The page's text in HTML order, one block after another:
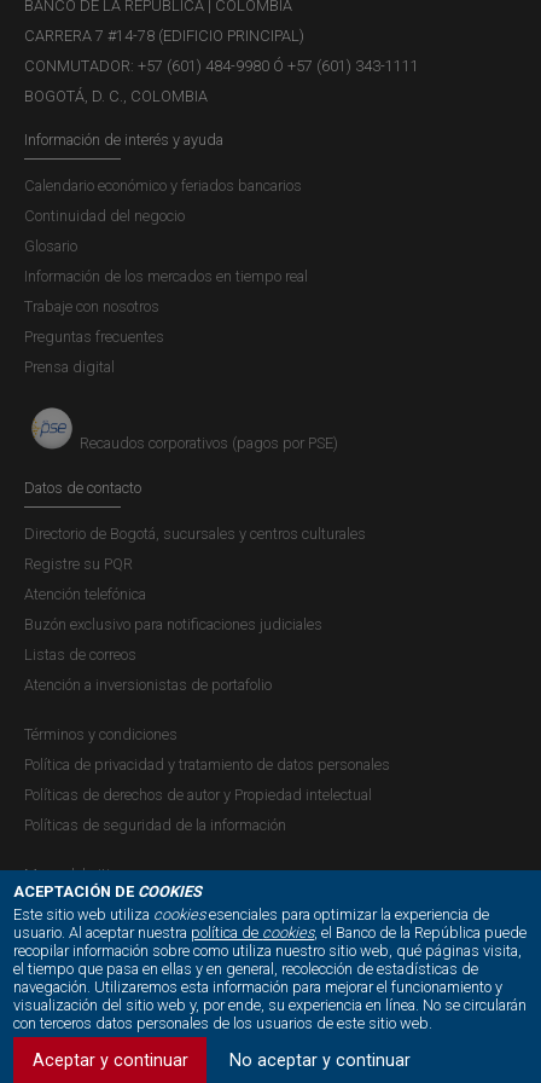
Presentación realizada en la Biblioteca Luis Ángel Arango,
en la Conferencia - El Banco de la República frente al
cambio climático, el 29 de noviembre de 2023.
Informe de la Junta Directiva al
Congreso de la República - Julio de
2023
Publicación |JUEVES, 3 DE AGOSTO DE 2023
Entorno macroeconómico internacional
Presentación "Retos de la Política
Monetaria: Perspectivas Macro y
Regional"
Publicación |VIERNES, 4 DE AGOSTO DE 2023
Presentación realizada en la Fundación Atarraya el 30 de
mayo de 2023.
Informe de la Junta Directiva al
Congreso de la República - Marzo de
2023
Publicación |VIERNES, 31 DE MARZO DE 2023
Introducción
fundación. Este es un aniversario de gran significado, el
cual ofrece la oportunidad de resaltar el aporte que el
Banco ha hecho al desarrollo del país. Su trayectoria como
garante de la estabilidad monetaria lo ha consolidado...
ACEPTACIÓN DE COOKIES
Este sitio web utiliza cookiesesenciales para optimizar la experiencia de
usuario. Al aceptar nuestra política de cookies, el Banco de la República puede
recopilar información sobre como utiliza nuestro sitio web, qué páginas visita,
el tiempo que pasa en ellas y en general, recolección de estadísticas de
navegación. Utilizaremos esta información para mejorar el funcionamiento y
visualización del sitio web y, por ende, su experiencia en línea. No se circularán
con terceros datos personales de los usuarios de este sitio web.
Aceptar y continuar No aceptar y continuar
BANCO DE LA REPÚBLICA | COLOMBIA
CARRERA 7 #14-78 (EDIFICIO PRINCIPAL)
CONMUTADOR: +57 (601) 484-9980 Ó +57 (601) 343-1111
BOGOTÁ, D. C., COLOMBIA
Información de interés y ayuda
Calendario económico y feriados bancarios
Continuidad del negocio
Glosario
Información de los mercados en tiempo real
Trabaje con nosotros
Preguntas frecuentes
Prensa digital
Recaudos corporativos (pagos por PSE)
Datos de contacto
Directorio de Bogotá, sucursales y centros culturales
Registre su PQR
Atención telefónica
Buzón exclusivo para notificaciones judiciales
Listas de correos
Atención a inversionistas de portafolio
Términos y condiciones
Política de privacidad y tratamiento de datos personales
Políticas de derechos de autor y Propiedad intelectual
Políticas de seguridad de la información
Mapa del sitio
NUESTRAS REDES SOCIALES: